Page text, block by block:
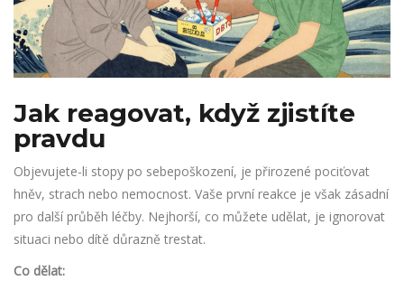
Jak reagovat, když zjistíte
pravdu
Objevujete-li stopy po sebepoškození, je přirozené pociťovat
hněv, strach nebo nemocnost. Vaše první reakce je však zásadní
pro další průběh léčby. Nejhorší, co můžete udělat, je ignorovat
situaci nebo dítě důrazně trestat.
Co dělat: